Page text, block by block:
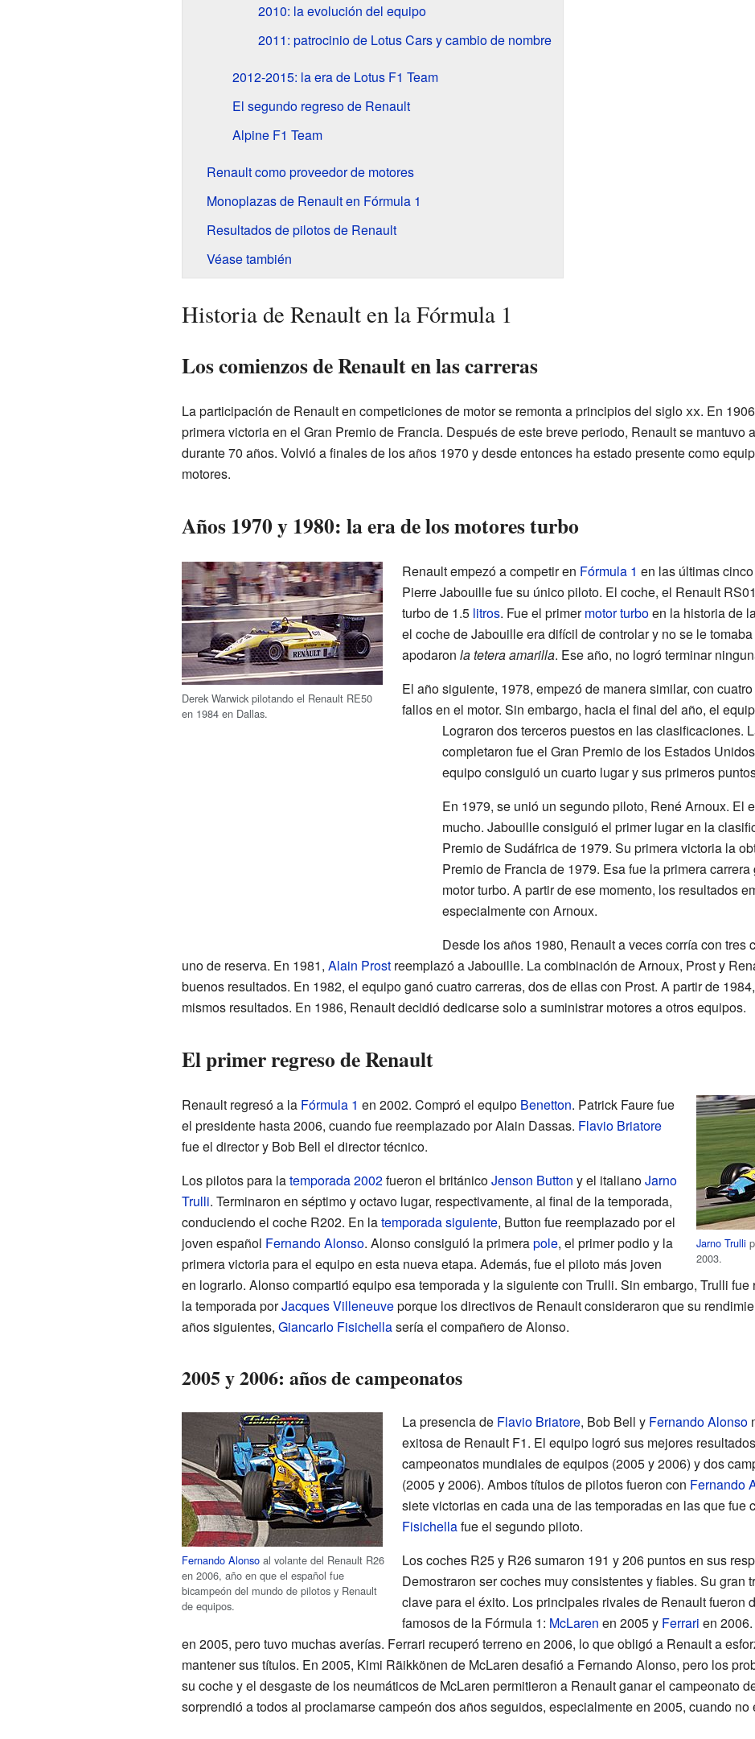
2010: la evolución del equipo
2011: patrocinio de Lotus Cars y cambio de nombre
2012-2015: la era de Lotus F1 Team
El segundo regreso de Renault
Alpine F1 Team
Renault como proveedor de motores
Monoplazas de Renault en Fórmula 1
Resultados de pilotos de Renault
Véase también
Historia de Renault en la Fórmula 1
Los comienzos de Renault en las carreras
La participación de Renault en competiciones de motor se remonta a principios del sigloxx. En
primera victoria en el Gran Premio de Francia. Después de este breve periodo, Renault se mantuvo
durante 70 años. Volvió a finales de los años 1970 y desde entonces ha estado presente como
motores.
Años 1970 y 1980: la era de los motores turbo
Derek Warwick pilotando el Renault RE50
en 1984 en Dallas.
Renault empezó a competir en Fórmula 1 en las últimas
Pierre Jabouille fue su único piloto. El coche, el Renault
turbo de 1.5 litros. Fue el primermotor turboen la historia de
el coche de Jabouille era difícil de controlar y no se le
apodaron la tetera amarilla. Ese año, no logró terminar
El año siguiente, 1978, empezó de manera similar, con
fallos en el motor. Sin embargo, hacia el final del año, el
Lograron dos terceros puestos en las clasificaciones.
completaron fue el Gran Premio de los Estados
equipo consiguió un cuarto lugar y sus primeros
En 1979, se unió un segundo piloto, René Arnoux. El
mucho. Jabouille consiguió el primer lugar en la
Premio de Sudáfrica de 1979. Su primera victoria la
Premio de Francia de 1979. Esa fue la primera
motor turbo. A partir de ese momento, los resultados
especialmente con Arnoux.
Desde los años 1980, Renault a veces corría con tres
uno de reserva. En 1981, Alain Prostreemplazó a Jabouille. La combinación de Arnoux, Prost y
buenos resultados. En 1982, el equipo ganó cuatro carreras, dos de ellas con Prost. A partir de
mismos resultados. En 1986, Renault decidió dedicarse solo a suministrar motores a otros equipos.
El primer regreso de Renault
Jarno Trulli
2003.
Renault regresó a la Fórmula 1 en 2002. Compró el equipo Benetton. Patrick Faure fue
el presidente hasta 2006, cuando fue reemplazado por Alain Dassas. Flavio Briatore
fue el director y Bob Bell el director técnico.
Los pilotos para latemporada 2002fueron el británicoJenson Button y el italianoJarno
Trulli. Terminaron en séptimo y octavo lugar, respectivamente, al final de la temporada,
conduciendo el coche R202. En latemporada siguiente, Button fue reemplazado por el
joven español Fernando Alonso. Alonso consiguió la primerapole, el primer podio y la
primera victoria para el equipo en esta nueva etapa. Además, fue el piloto más joven
en lograrlo. Alonso compartió equipo esa temporada y la siguiente con Trulli. Sin embargo, Trulli
la temporada porJacques Villeneuveporque los directivos de Renault consideraron que su
años siguientes, Giancarlo Fisichellasería el compañero de Alonso.
2005 y 2006: años de campeonatos
Fernando Alonsoal volante del Renault R26
en 2006, año en que el español fue
bicampeón del mundo de pilotos y Renault
de equipos.
La presencia de Flavio Briatore, Bob Bell y Fernando Alonso
exitosa de Renault F1. El equipo logró sus mejores
campeonatos mundiales de equipos (2005 y 2006) y dos
(2005 y 2006). Ambos títulos de pilotos fueron con Fernando
siete victorias en cada una de las temporadas en las que fue
Fisichellafue el segundo piloto.
Los coches R25 y R26 sumaron 191 y 206 puntos en sus
Demostraron ser coches muy consistentes y fiables. Su gran
clave para el éxito. Los principales rivales de Renault fueron
famosos de la Fórmula 1: McLaren en 2005 y Ferrari en
en 2005, pero tuvo muchas averías. Ferrari recuperó terreno en 2006, lo que obligó a Renault a
mantener sus títulos. En 2005, Kimi Räikkönen de McLaren desafió a Fernando Alonso, pero los
su coche y el desgaste de los neumáticos de McLaren permitieron a Renault ganar el campeonato
sorprendió a todos al proclamarse campeón dos años seguidos, especialmente en 2005, cuando no